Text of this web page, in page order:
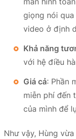
giọng nói
video ở định
Khả năng
với hệ điều
Giá cả: Phần
miễn phí đến
của mình để
Như vậy, Hùng